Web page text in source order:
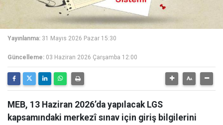
Yayınlanma: 31 Mayıs 2026 Pazar 15:30
Güncelleme: 03 Haziran 2026 Çarşamba 12:00
MEB, 13 Haziran 2026’da yapılacak LGS
kapsamındaki merkezî sınav için giriş bilgilerini